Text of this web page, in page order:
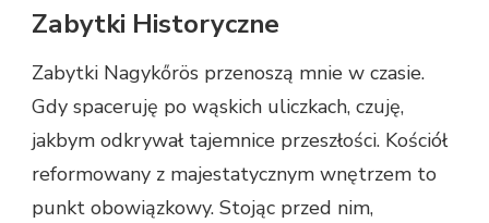
Zabytki Historyczne
Zabytki Nagykőrös przenoszą mnie w czasie.
Gdy spaceruję po wąskich uliczkach, czuję,
jakbym odkrywał tajemnice przeszłości. Kościół
reformowany z majestatycznym wnętrzem to
punkt obowiązkowy. Stojąc przed nim,